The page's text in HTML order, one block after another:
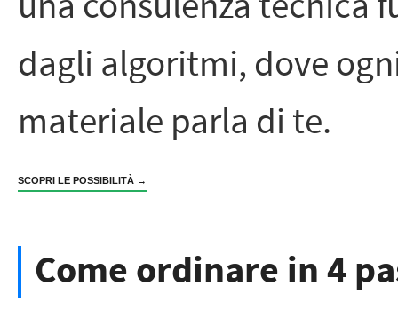
dagli algoritmi, dove
materiale parla di te.
SCOPRI LE POSSIBILITÀ →
Come ordinare in 4